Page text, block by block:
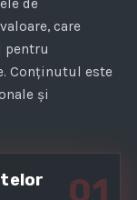
de
care
pentru
Conținutul este
și
01